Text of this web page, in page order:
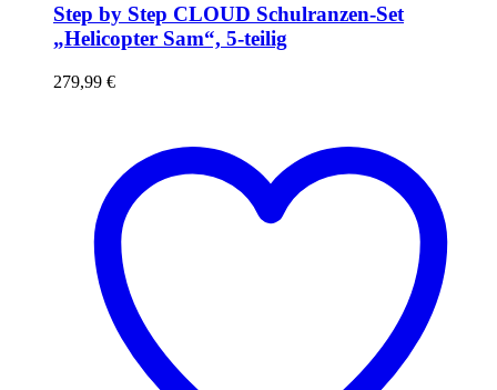
Step by Step CLOUD Schulranzen-Set
„Helicopter Sam“, 5-teilig
279,99 €